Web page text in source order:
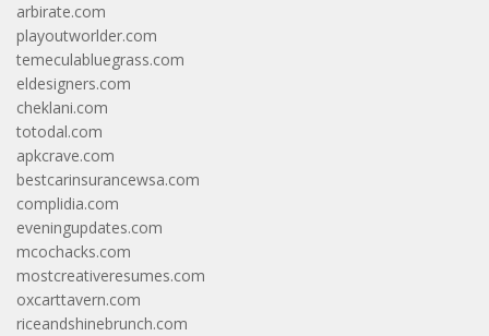
arbirate.com
playoutworlder.com
temeculabluegrass.com
eldesigners.com
cheklani.com
totodal.com
apkcrave.com
bestcarinsurancewsa.com
complidia.com
eveningupdates.com
mcochacks.com
mostcreativeresumes.com
oxcarttavern.com
riceandshinebrunch.com